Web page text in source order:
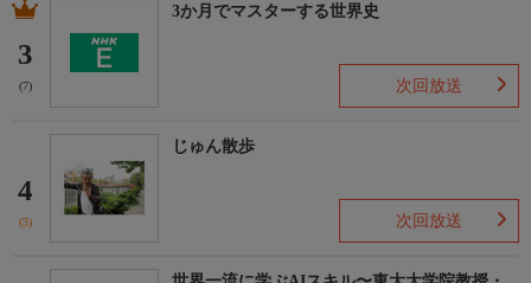
3
(7)
3か月でマスターする世界史
次回放送
4
(3)
じゅん散歩
次回放送